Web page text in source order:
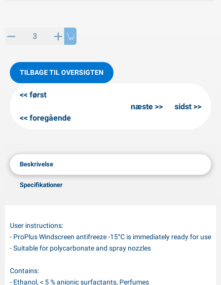
KO artikler
TILBAGE TIL OVERSIGTEN
først
foregående
næste sidst
Beskrivelse
Specifikationer
User instructions:
- ProPlus Windscreen antifreeze -15°C is immediately ready for use
- Suitable for polycarbonate and spray nozzles
Contains:
- Ethanol, < 5 % anionic surfactants, Perfumes